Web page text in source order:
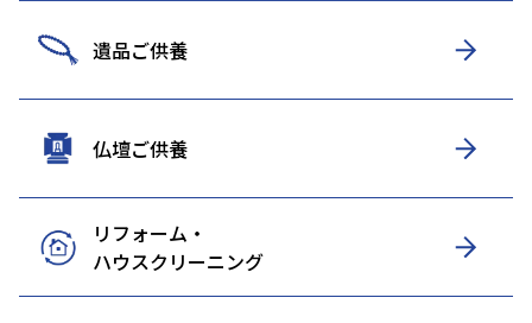
遺品ご供養
仏壇ご供養
リフォーム・
ハウスクリーニング